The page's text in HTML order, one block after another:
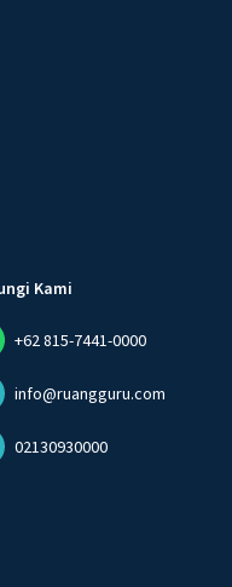
Kami
+62 815-7441-0000
info@ruangguru.com
02130930000